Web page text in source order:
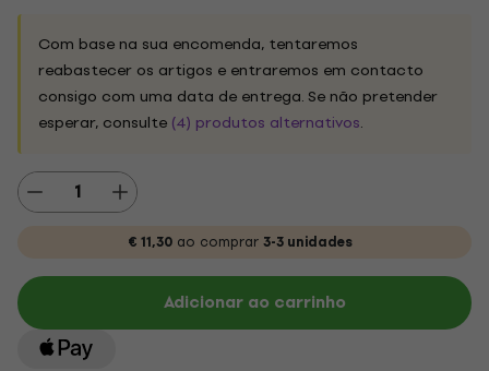
Com base na sua encomenda, tentaremos
reabastecer os artigos e entraremos em contacto
consigo com uma data de entrega. Se não pretender
esperar, consulte (4) produtos alternativos.
€ 11,30 ao comprar 3-3 unidades
Adicionar ao carrinho